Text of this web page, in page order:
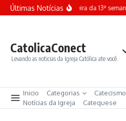
Ir para o conteúdo
Últimas NotíciasTerça-feira da 13ª
CatolicaConect
Levando as noticias da Igreja Católica ate você.
Inicio Categorias
Catecismo
Notícias da Igreja
Catequese